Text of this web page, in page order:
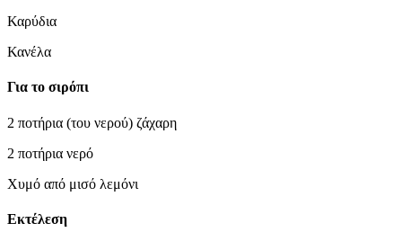
Καρύδια
Κανέλα
Για το σιρόπι
2 ποτήρια (του νερού) ζάχαρη
2 ποτήρια νερό
Χυμό από μισό λεμόνι
Εκτέλεση